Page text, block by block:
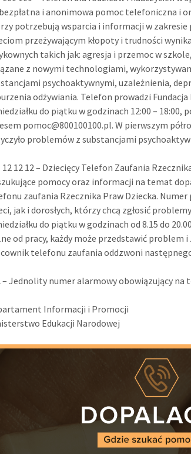
i anonimowa pomoc telefoniczna i
potrzebują wsparcia i informacji w zakresie
przeżywającym kłopoty i trudności
takich jak: agresja i przemoc w
z nowymi technologiami,
psychoaktywnymi, uzależnienia,
odżywiania. Telefon prowadzi
do piątku w godzinach 12:00 – 18:00,
pomoc@800100100.pl. W pierwszym
problemów z substancjami
12 12 12 – Dziecięcy Telefon Zaufania
pomocy oraz informacji na temat
zaufania Rzecznika Praw Dziecka.
jak i dorosłych, którzy chcą zgłosić
do piątku w godzinach od 8.15 do
od pracy, każdy może przedstawić problem
telefonu zaufania oddzwoni
– Jednolity numer alarmowy obowiązujący na
Informacji i Promocji
Edukacji Narodowej